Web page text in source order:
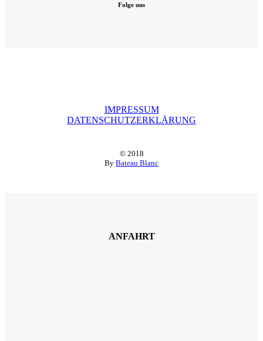
Folge uns
IMPRESSUM
DATENSCHUTZERKLÄRUNG
© 2018
By Bateau Blanc
ANFAHRT